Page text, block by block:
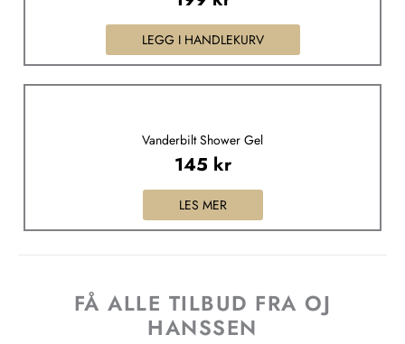
LEGG I HANDLEKURV
Vanderbilt Shower Gel
145 kr
LES MER
FÅ ALLE TILBUD FRA OJ
HANSSEN